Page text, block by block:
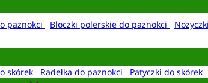
paznokci Bloczki polerskie do paznokci
skórek Radełka do paznokci
Patyczki do skórek